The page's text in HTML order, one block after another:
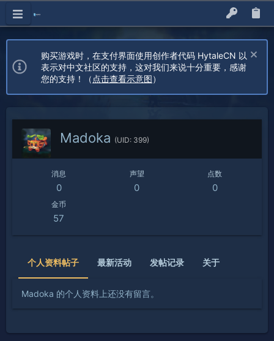
购买游戏时，在支付界面使用创作者代码 HytaleCN 以
表示对中文社区的支持，这对我们来说十分重要，感谢
您的支持！（ 点击查看示意图）
Madoka (UID: 399)
消息
0
声望
0
点数
0
金币
57
个人资料帖子 最新活动 发帖记录 关于
Madoka 的个人资料上还没有留言。